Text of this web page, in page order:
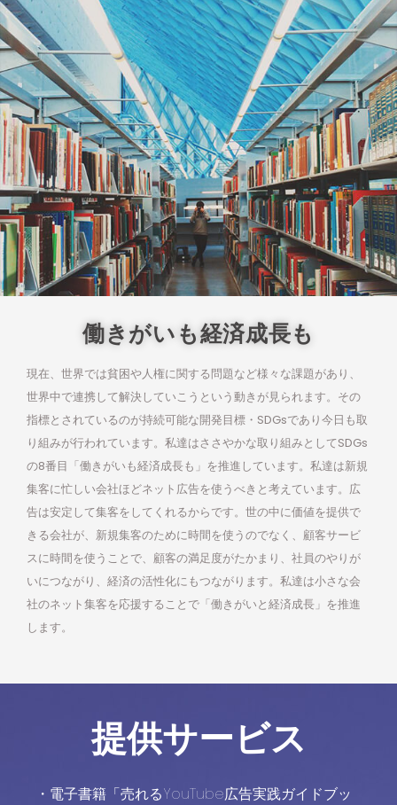
働きがいも経済成長も
現在、世界では貧困や人権に関する問題など様々な課題があり、
世界中で連携して解決していこうという動きが見られます。その
指標とされているのが持続可能な開発目標・SDGsであり今日も取
り組みが行われています。私達はささやかな取り組みとしてSDGs
の8番目「働きがいも経済成長も」を推進しています。私達は新規
集客に忙しい会社ほどネット広告を使うべきと考えています。広
告は安定して集客をしてくれるからです。世の中に価値を提供で
きる会社が、新規集客のために時間を使うのでなく、顧客サービ
スに時間を使うことで、顧客の満足度がたかまり、社員のやりが
いにつながり、経済の活性化にもつながります。私達は小さな会
社のネット集客を応援することで「働きがいと経済成長」を推進
します。
提供サービス
・電子書籍「売れるYouTube広告実践ガイドブッ